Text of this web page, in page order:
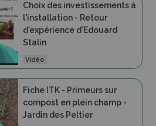
Choix des investissements à
l'installation - Retour
d'expérience d'Edouard
Stalin
Vidéo
Fiche ITK - Primeurs sur
compost en plein champ -
Jardin des Peltier